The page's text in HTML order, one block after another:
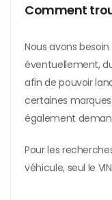
Comment
Nous avons
éventuellement,
afin de pouvoir
certaines marques
également
Pour les
véhicule, seul le